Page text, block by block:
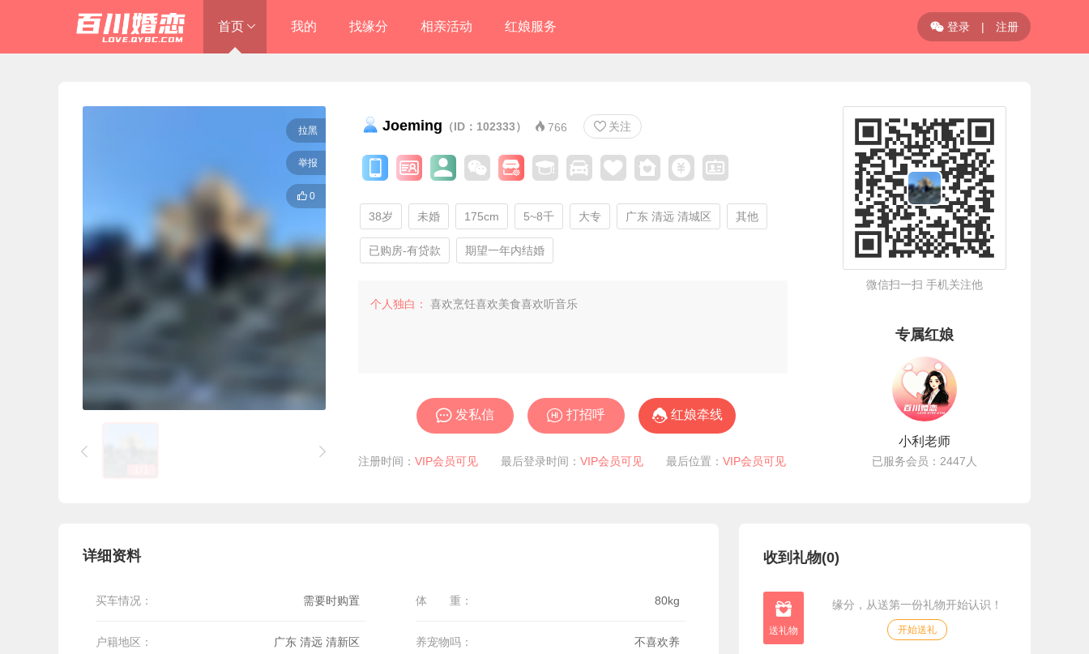
首页
恒福商务中心店
我的 找缘分 相亲活动 红娘服务 登录 | 注册
拉黑
举报
 0
 
Joeming （ID：102333）  766  关注
38岁 未婚 175cm 5~8千 大专 广东 清远 清城区 其他
已购房-有贷款 期望一年内结婚
个人独白： 喜欢烹饪喜欢美食喜欢听音乐
 发私信  打招呼  红娘牵线
注册时间： VIP会员可见 最后登录时间： VIP会员可见 最后位置： VIP会员可见
微信扫一扫 手机关注他
专属红娘
小利老师
已服务会员：2447人
详细资料
买车情况： 需要时购置 体 重： 80kg
户籍地区： 广东 清远 清新区 养宠物吗： 不喜欢养
收到礼物(0)
 缘分，从送第一份礼物开始认识！
开始送礼